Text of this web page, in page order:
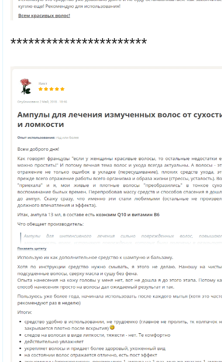
***********************